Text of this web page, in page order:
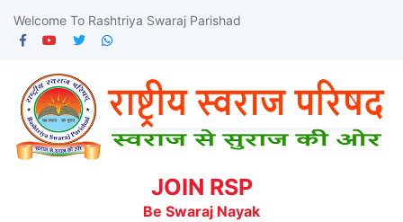
Welcome To Rashtriya Swaraj Parishad
JOIN RSP
Be Swaraj Nayak